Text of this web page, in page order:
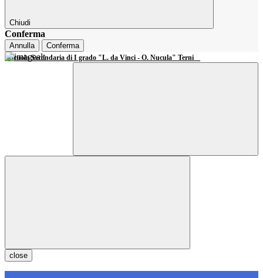
Chiudi
Conferma
Annulla Conferma
Scuola Secondaria di I grado "L. da Vinci - O. Nucula" Terni
close